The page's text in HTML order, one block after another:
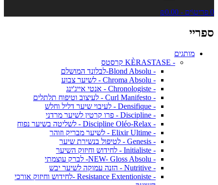
0 פריט\ים - ₪0.00
ספריי
מותגים
- KÈRASTASE קרסטס
- Blond Absolu-לבלונד המושלם
- Chroma Absolu - לשיער צבוע
- Chronologiste - אנטי אייג'ינג
- Curl Manifesto - לעיצוב וטיפוח תלתלים
- Densifique - לעיבוי שיער דליל וחלש
- Discipline - פרו קרטין לשיער מרדני
- Discipline Oléo-Relax - לשליטה בשיער נפוח
- Elixir Ultime - לשיער מבריק וזוהר
- Genesis - לטיפול בנשירת שיער
- Initialiste - לחידוש וחיזוק השיער
- NEW- Gloss Absolu- לברק עוצמתי
- Nutritive - הזנה עמוקה לשיער יבש
- Resistance Extentioniste -לחידוש וחיזוק אורכי